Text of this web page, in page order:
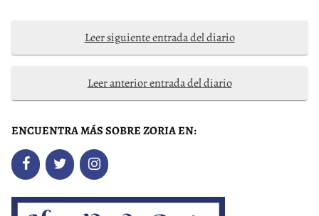
Leer siguiente entrada del diario
Leer anterior entrada del diario
ENCUENTRA MÁS SOBRE ZORIA EN: